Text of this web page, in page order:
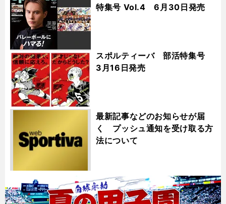
特集号 Vol.4 6月30日発売
スポルティーバ 部活特集号
3月16日発売
最新記事などのお知らせが届
く プッシュ通知を受け取る方
法について